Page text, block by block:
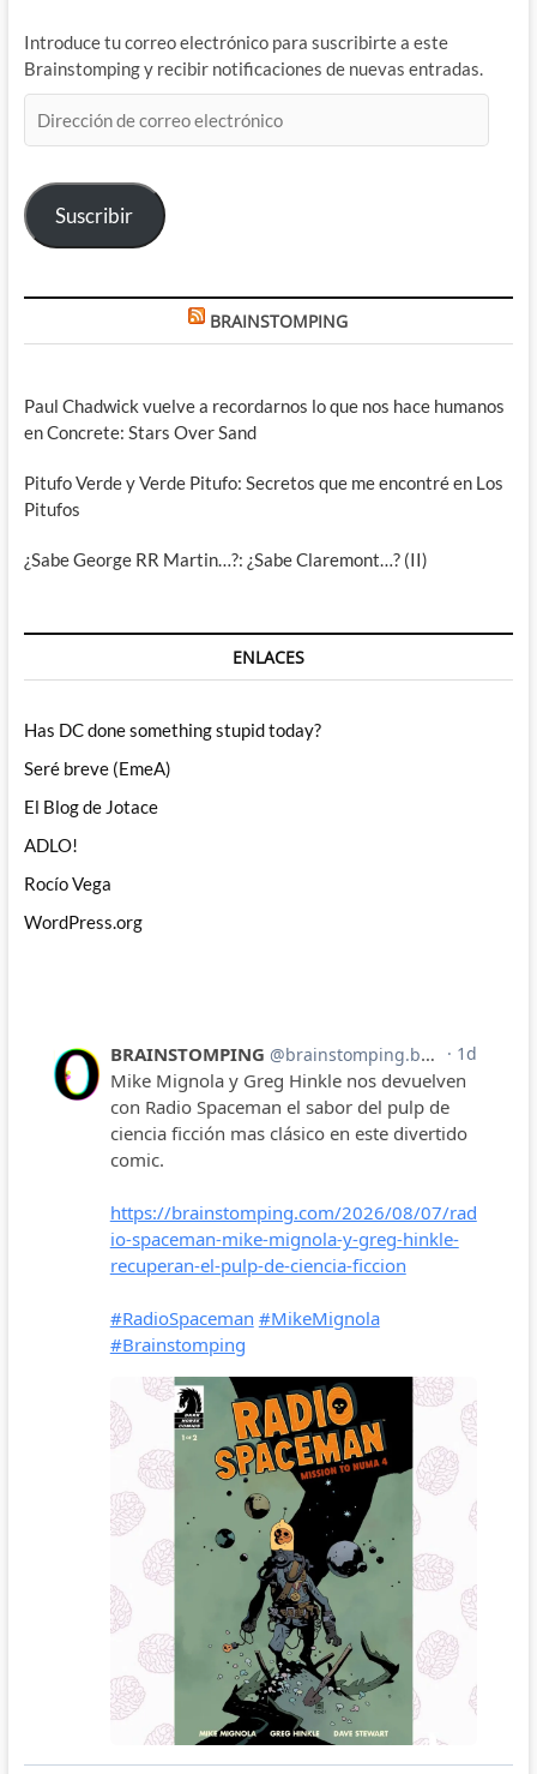
Introduce tu correo electrónico para suscribirte a este
Brainstomping y recibir notificaciones de nuevas entradas.
de
electrónico
Suscribir
BRAINSTOMPING
Paul Chadwick vuelve a recordarnos lo que nos hace humanos
en Concrete: Stars Over Sand
Pitufo Verde y Verde Pitufo: Secretos que me encontré en Los
Pitufos
¿Sabe George RR Martin…?: ¿Sabe Claremont…? (II)
ENLACES
Has DC done something stupid today?
Seré breve (EmeA)
El Blog de Jotace
ADLO!
Rocío Vega
WordPress.org